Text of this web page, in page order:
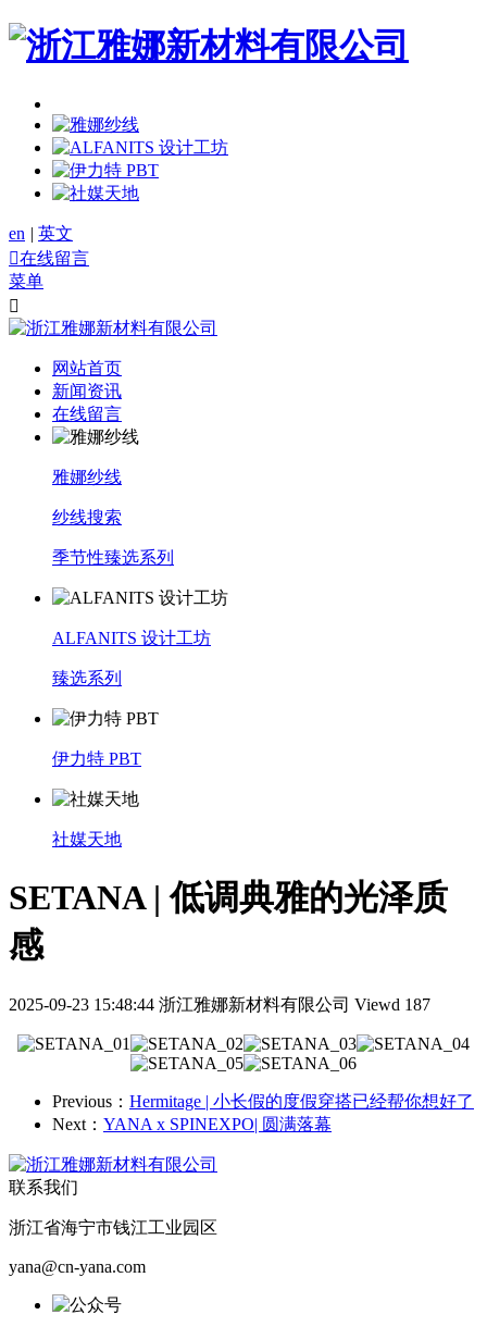
en | 英文
在线留言
菜单

网站首页
新闻资讯
在线留言
雅娜纱线
纱线搜索
季节性臻选系列
ALFANITS 设计工坊
臻选系列
伊力特 PBT
社媒天地
SETANA | 低调典雅的光泽质
感
2025-09-23 15:48:44 浙江雅娜新材料有限公司 Viewd 187
Previous： Hermitage | 小长假的度假穿搭已经帮你想好了
Next： YANA x SPINEXPO| 圆满落幕
联系我们
浙江省海宁市钱江工业园区
yana@cn-yana.com